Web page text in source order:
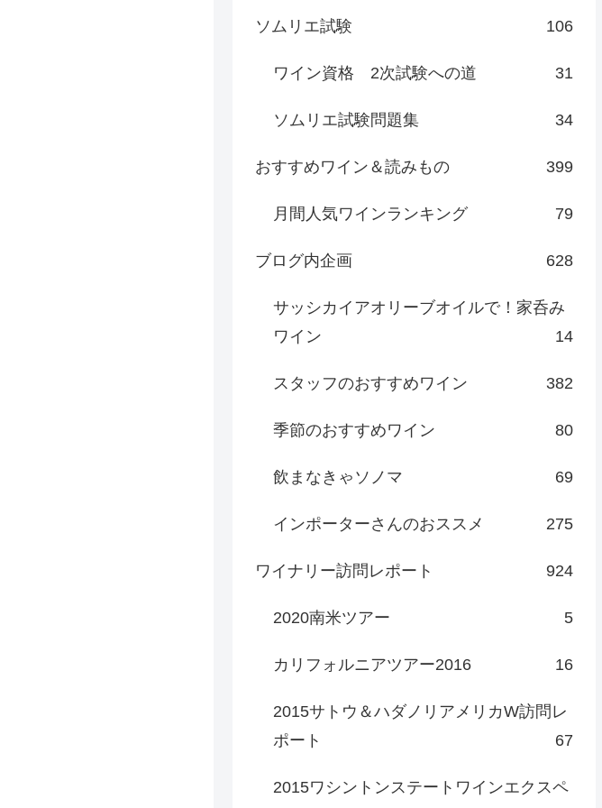
ソムリエ試験 106
ワイン資格 2次試験への道 31
ソムリエ試験問題集 34
おすすめワイン＆読みもの 399
月間人気ワインランキング 79
ブログ内企画 628
サッシカイアオリーブオイルで！家呑み
ワイン
14
スタッフのおすすめワイン 382
季節のおすすめワイン 80
飲まなきゃソノマ 69
インポーターさんのおススメ 275
ワイナリー訪問レポート 924
2020南米ツアー 5
カリフォルニアツアー2016 16
2015サトウ＆ハダノリアメリカW訪問レ
ポート
67
2015ワシントンステートワインエクスペ